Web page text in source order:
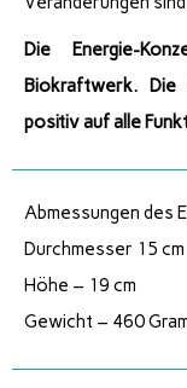
Die Energie-
Biokraftwerk. Die
positiv auf alle
Abmessungen des
Durchmesser 15 cm
Höhe – 19 cm
Gewicht – 460